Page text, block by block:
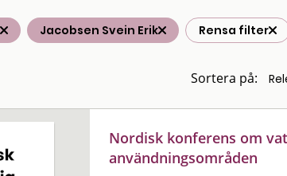
Jacobsen Svein Erik Rensa filter
Sortera på:
Nordisk konferens om
användningsområden